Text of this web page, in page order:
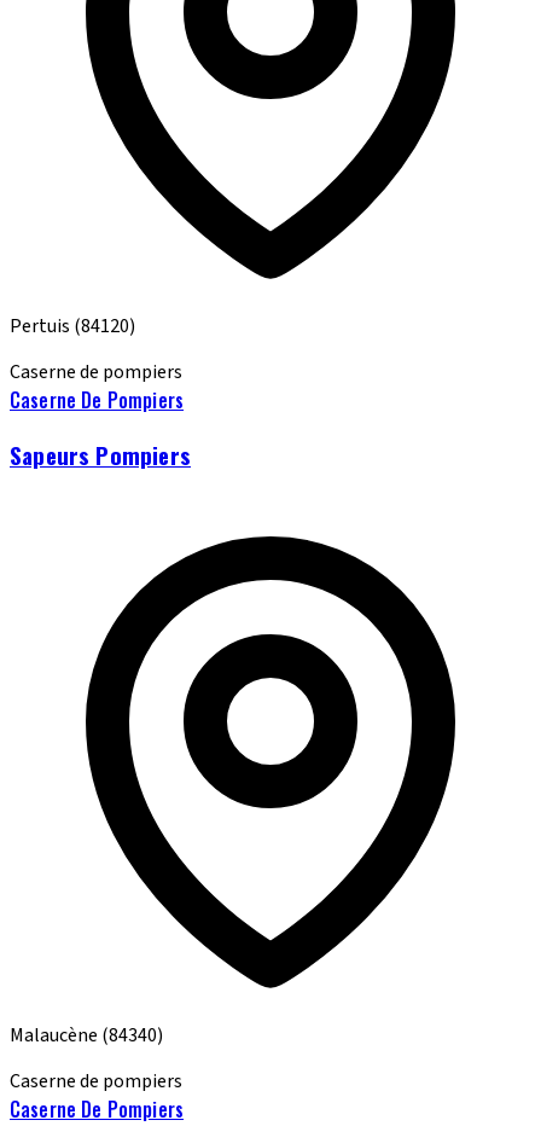
Pertuis (84120)
Caserne de pompiers
Caserne De Pompiers
Sapeurs Pompiers
Malaucène (84340)
Caserne de pompiers
Caserne De Pompiers